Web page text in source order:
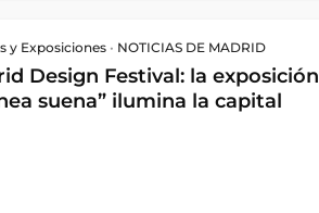
y Exposiciones • NOTICIAS DE MADRID
Design Festival: la exposición
suena” ilumina la capital